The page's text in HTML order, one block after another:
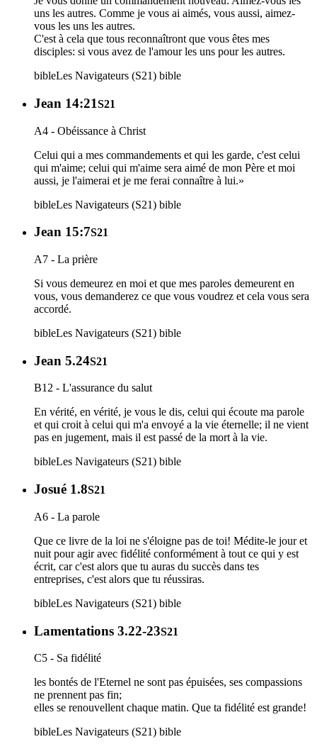
uns les autres. Comme je vous ai aimés, vous aussi, aimez-
vous les uns les autres.
C'est à cela que tous reconnaîtront que vous êtes mes
disciples: si vous avez de l'amour les uns pour les autres.
bibleLes Navigateurs (S21) bible
Jean 14:21S21
A4 - Obéissance à Christ
Celui qui a mes commandements et qui les garde, c'est celui
qui m'aime; celui qui m'aime sera aimé de mon Père et moi
aussi, je l'aimerai et je me ferai connaître à lui.»
bibleLes Navigateurs (S21) bible
Jean 15:7S21
A7 - La prière
Si vous demeurez en moi et que mes paroles demeurent en
vous, vous demanderez ce que vous voudrez et cela vous sera
accordé.
bibleLes Navigateurs (S21) bible
Jean 5.24S21
B12 - L'assurance du salut
En vérité, en vérité, je vous le dis, celui qui écoute ma parole
et qui croit à celui qui m'a envoyé a la vie éternelle; il ne vient
pas en jugement, mais il est passé de la mort à la vie.
bibleLes Navigateurs (S21) bible
Josué 1.8S21
A6 - La parole
Que ce livre de la loi ne s'éloigne pas de toi! Médite-le jour et
nuit pour agir avec fidélité conformément à tout ce qui y est
écrit, car c'est alors que tu auras du succès dans tes
entreprises, c'est alors que tu réussiras.
bibleLes Navigateurs (S21) bible
Lamentations 3.22-23S21
C5 - Sa fidélité
les bontés de l'Eternel ne sont pas épuisées, ses compassions
ne prennent pas fin;
elles se renouvellent chaque matin. Que ta fidélité est grande!
bibleLes Navigateurs (S21) bible